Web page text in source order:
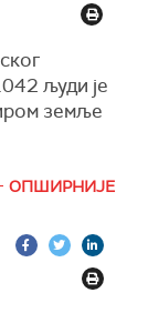
'претње'
је да се
је
људи је
земље
ОПШИРНИЈЕ